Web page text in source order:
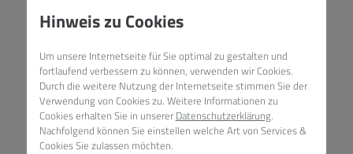
Hinweis zu Cookies
Um unsere Internetseite für Sie optimal zu gestalten und
fortlaufend verbessern zu können, verwenden wir Cookies.
Durch die weitere Nutzung der Internetseite stimmen Sie der
Verwendung von Cookies zu. Weitere Informationen zu
Cookies erhalten Sie in unserer Datenschutzerklärung.
Nachfolgend können Sie einstellen welche Art von Services &
Cookies Sie zulassen möchten.